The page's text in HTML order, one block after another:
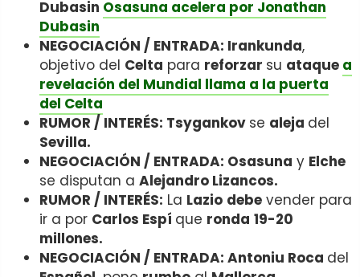
Dubasin Osasuna acelera por Jonathan
Dubasin
NEGOCIACIÓN / ENTRADA: Irankunda,
objetivo del Celta para reforzar su ataque a
revelación del Mundial llama a la puerta
del Celta
RUMOR / INTERÉS: Tsygankov se aleja del
Sevilla.
NEGOCIACIÓN / ENTRADA: Osasuna y Elche
se disputan a Alejandro Lizancos.
RUMOR / INTERÉS: La Lazio debe vender para
ir a por Carlos Espí que ronda 19-20
millones.
NEGOCIACIÓN / ENTRADA: Antoniu Roca del